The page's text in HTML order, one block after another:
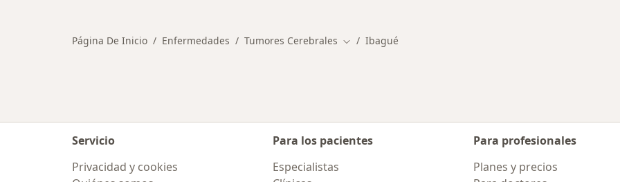
Página De Inicio Enfermedades Tumores Cerebrales Cambiar de ciudad
Ibagué
Servicio
Privacidad y cookies
Para los pacientes
Especialistas
Para profesionales
Planes y precios